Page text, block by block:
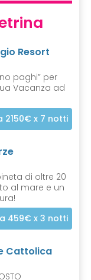
Resort
paghi” per
Vacanza ad
2150€ x 7 notti
di oltre 20
al mare e un
459€ x 3 notti
Cattolica